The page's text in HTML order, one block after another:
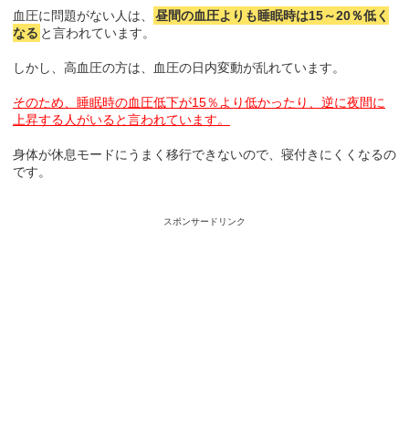
血圧に問題がない人は、
昼間の血圧よりも睡眠時は15～20％低く
なる と言われています。
しかし、高血圧の方は、血圧の日内変動が乱れています。
そのため、睡眠時の血圧低下が15％より低かったり、逆に夜間に
上昇する人がいると言われています。
身体が休息モードにうまく移行できないので、寝付きにくくなるの
です。
スポンサードリンク